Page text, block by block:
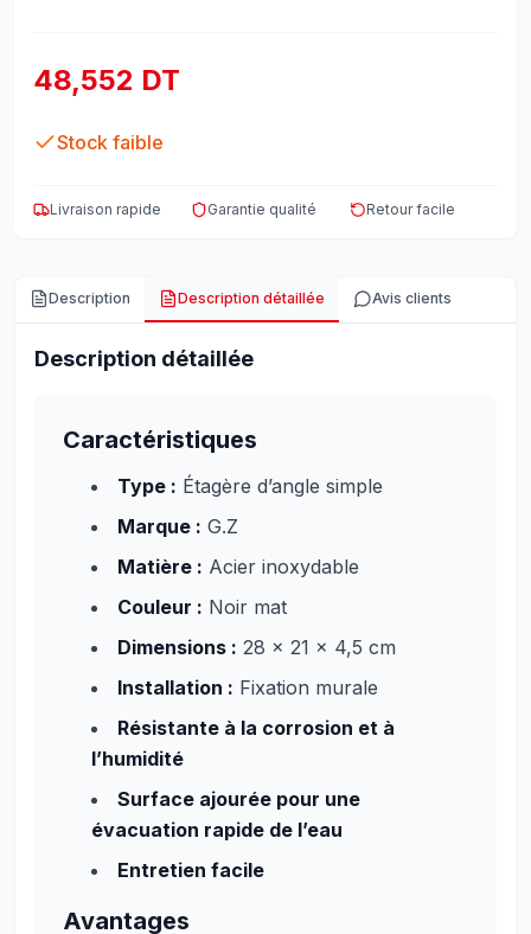
48,552 DT
Stock faible
Livraison rapide Garantie qualité Retour facile
Description Description détaillée Avis clients
Description détaillée
Caractéristiques
Type : Étagère d’angle simple
Marque : G.Z
Matière : Acier inoxydable
Couleur : Noir mat
Dimensions : 28 x 21 x 4,5 cm
Installation : Fixation murale
Résistante à la corrosion et à
l’humidité
Surface ajourée pour une
évacuation rapide de l’eau
Entretien facile
Avantages